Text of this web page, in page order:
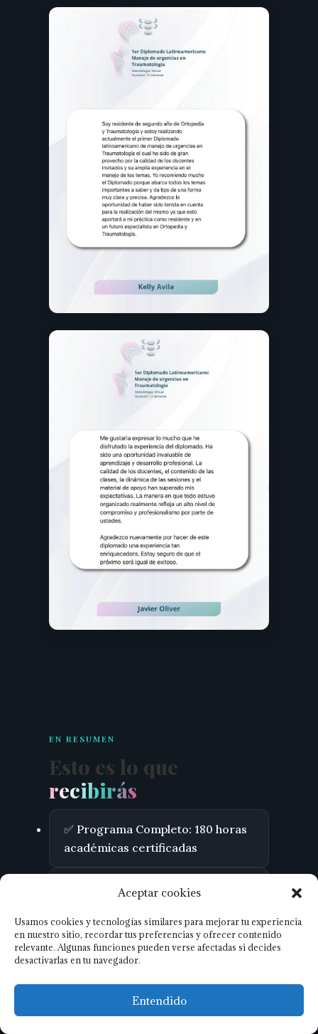
Aceptar cookies
Usamos cookies y tecnologías similares para mejorar tu experiencia
en nuestro sitio, recordar tus preferencias y ofrecer contenido
relevante. Algunas funciones pueden verse afectadas si decides
desactivarlas en tu navegador.
Entendido
EN RESUMEN
Esto es lo que
recibirás
✅ Programa Completo: 180 horas
académicas certificadas
✅ Duración total: 12 semanas
✅ Estudio autónomo + Sesiones
En Vivo con Especialistas
Internacionales
✅ Red LATAM de Trauma